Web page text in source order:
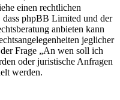
einen rechtlichen
dass phpBB Limited und der
anbieten kann
jeglicher
Frage „An wen soll ich
oder juristische Anfragen
werden.